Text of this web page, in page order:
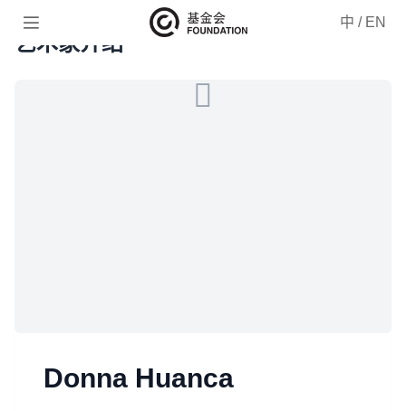
 中 / EN
艺术家介绍
Donna Huanca